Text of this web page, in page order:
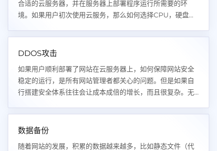
合适的云服务器，并在服务器上部署程序运行所需要的环
境。如果用户初次使用云服务，那么如何选择CPU，硬盘，
DDOS攻击
如果用户顺利部署了网站在云服务器上，如何保障网站安全
稳定的运行，是所有网站管理者都关心的问题。但是如果自
行搭建安全体系往往会让成本成倍的增长，而且很复杂。无
数据备份
随着网站的发展，积累的数据越来越多，比如静态文件（代